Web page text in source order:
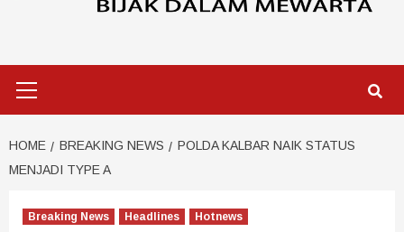
HOME BREAKING NEWS
POLDA KALBAR NAIK STATUS
MENJADI TYPE A
Breaking News Headlines Hotnews